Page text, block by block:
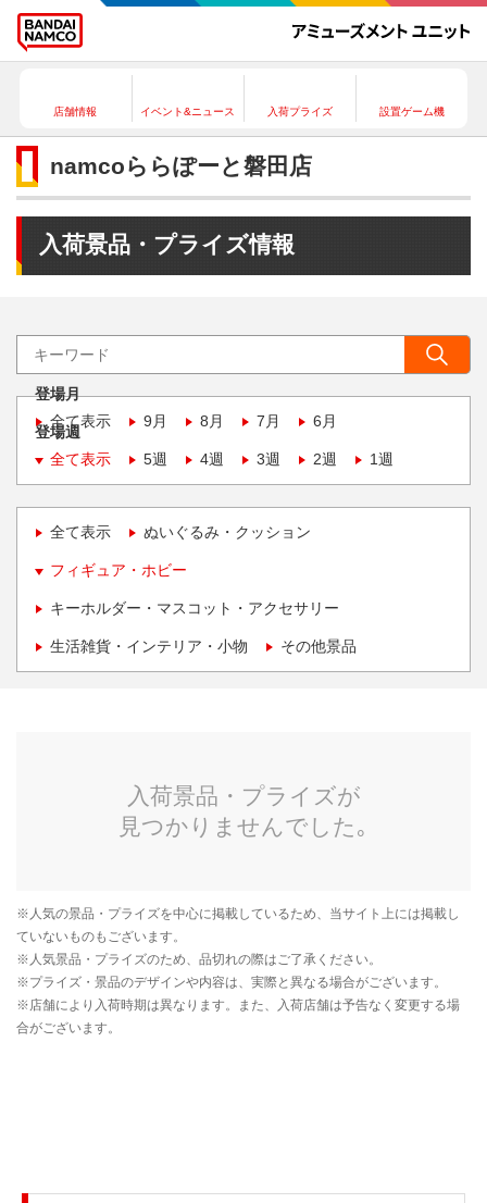
店舗情報 イベント&ニュース 入荷プライズ 設置ゲーム機
namcoららぽーと磐田店
入荷景品・プライズ情報
登場月
全て表示
9月 8月 7月 6月
登場週
全て表示
5週 4週 3週 2週 1週
全て表示 ぬいぐるみ・クッション
フィギュア・ホビー
キーホルダー・マスコット・アクセサリー
生活雑貨・インテリア・小物 その他景品